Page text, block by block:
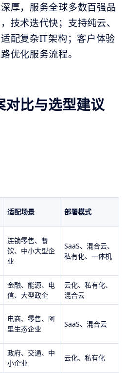
厚，服务全球多数百强品
技术迭代快；支持纯云、
配复杂IT架构；客户体验
优化服务流程。
对比与选型建议
适配场景 部署模式
连锁零售、餐
饮、中小大型企
业
SaaS、混合云、
私有化、一体机
金融、能源、电
信、大型政企
云化、私有化、
混合云
电商、零售、阿
里生态企业
SaaS、混合云
政府、交通、中
小企业
云化、私有化